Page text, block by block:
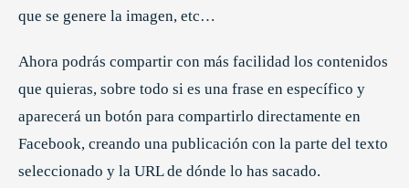
que se genere la imagen, etc…
Ahora podrás compartir con más facilidad los contenidos
que quieras, sobre todo si es una frase en específico y
aparecerá un botón para compartirlo directamente en
Facebook, creando una publicación con la parte del texto
seleccionado y la URL de dónde lo has sacado.